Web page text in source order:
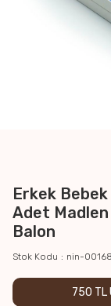
Erkek
Adet
Balon
Stok Kodu nin-00168
750 TL